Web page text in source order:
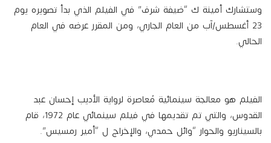
وستشارك أمينة ك “ضيفة شرف” في الفيلم الذي بدأ تصويره يوم
23 أغسطس/آب من العام الجاري، ومن المقرر عرضه في العام
الحالي.
الفيلم هو معالجة سينمائية مُعاصرة لرواية الأديب إحسان عبد
القدوس، والتي تم تقديمها في فيلم سينمائي عام 1972، قام
بالسيناريو والحوار “وائل حمدي، والإخراج ل “أمير رمسيس”.